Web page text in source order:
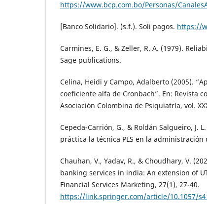
https://www.bcp.com.bo/Personas/
[Banco Solidario]. (s.f.). Soli pagos. https://
Carmines, E. G., & Zeller, R. A. (1979).
Sage publications.
Celina, Heidi y Campo, Adalberto (2005).
coeficiente alfa de Cronbach”. En: Revista
Asociación Colombina de Psiquiatría, vol.
Cepeda-Carrión, G., & Roldán Salgueiro, J.
práctica la técnica PLS en la administración
Chauhan, V., Yadav, R., & Choudhary, V.
banking services in india: An extension of
Financial Services Marketing, 27(1), 27-40.
https://link.springer.com/article/10.1057/